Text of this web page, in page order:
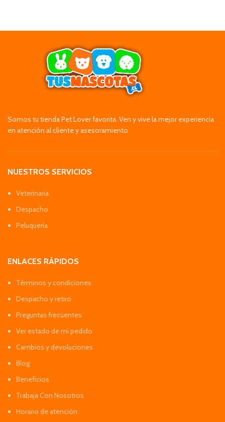
Somos tu tienda Pet Lover favorita. Ven y vive la mejor experiencia
en atención al cliente y asesoramiento
NUESTROS SERVICIOS
Veterinaria
Despacho
Peluquería
ENLACES RÁPIDOS
Términos y condiciones
Despacho y retiro
Preguntas frecuentes
Ver estado de mi pedido
Cambios y devoluciones
Blog
Beneficios
Trabaja Con Nosotros
Horario de atención